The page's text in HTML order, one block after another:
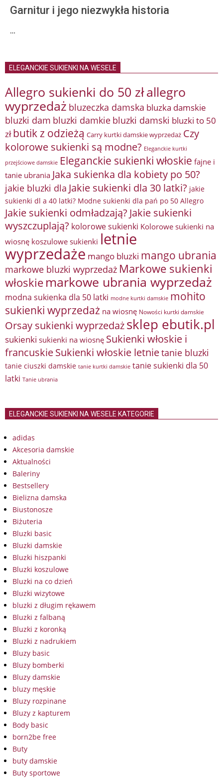
Garnitur i jego niezwykła historia
…
ELEGANCKIE SUKIENKI NA WESELE
Allegro sukienki do 50 złallegro
wyprzedaż bluzeczka damska bluzka damskie
bluzki dam bluzki damkie bluzki damski bluzki to 50
zł butik z odzieżą Carry kurtki damskie wyprzedaż Czy
kolorowe sukienki są modne? Eleganckie kurtki
przejściowe damskie Eleganckie sukienki włoskie fajne i
tanie ubrania Jaka sukienka dla kobiety po 50?
jakie bluzki dla Jakie sukienki dla 30 latki? jakie
sukienki dl a 40 latki? Modne sukienki dla pań po 50 Allegro
Jakie sukienki odmładzają? Jakie sukienki
wyszczuplają? kolorowe sukienki Kolorowe sukienki na
wiosnę koszulowe sukienki letnie
wyprzedaże mango bluzki mango ubrania
markowe bluzki wyprzedaż Markowe sukienki
włoskie markowe ubrania wyprzedaż
modna sukienka dla 50 latki modne kurtki damskie mohito
sukienki wyprzedaż na wiosnę Nowości kurtki damskie
Orsay sukienki wyprzedażsklep ebutik.pl
sukienki sukienki na wiosnę Sukienki włoskie i
francuskieSukienki włoskie letnietanie bluzki
tanie ciuszki damskie tanie kurtki damskie tanie sukienki dla 50
latki Tanie ubrania
ELEGANCKIE SUKIENKI NA WESELE KATEGORIE
adidas
Akcesoria damskie
Aktualności
Baleriny
Bestsellery
Bielizna damska
Biustonosze
Biżuteria
Bluzki basic
Bluzki damskie
Bluzki hiszpanki
Bluzki koszulowe
Bluzki na co dzień
Bluzki wizytowe
bluzki z długim rękawem
Bluzki z falbaną
Bluzki z koronką
Bluzki z nadrukiem
Bluzy basic
Bluzy bomberki
Bluzy damskie
bluzy męskie
Bluzy rozpinane
Bluzy z kapturem
Body basic
born2be free
Buty
buty damskie
Buty sportowe